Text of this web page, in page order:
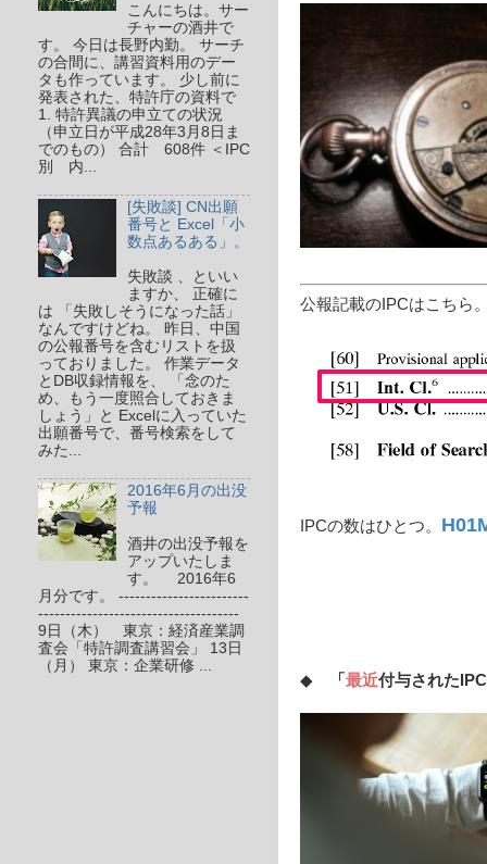
公報記載のIPCはこちら
IPCの数はひとつ。
◆ 「 最近付与された
こんにちは。サー
チャーの酒井で
す。 今日は長野内勤。 サーチ
の合間に、講習資料用のデー
タも作っています。 少し前に
発表された、特許庁の資料で
1. 特許異議の申立ての状況
（申立日が平成28年3月8日ま
でのもの） 合計 608件 ＜IPC
別 内...
[失敗談] CN出願
番号と Excel「小
数点あるある」。
失敗談 、といい
ますか、 正確に
は 「失敗しそうになった話」
なんですけどね。 昨日、中国
の公報番号を含むリストを扱
っておりました。 作業データ
とDB収録情報を、 「念のた
め、もう一度照合しておきま
しょう」と Excelに入っていた
出願番号で、番号検索をして
みた...
2016年6月の出没
予報
酒井の出没予報を
アップいたしま
す。 2016年6
月分です。 ------------------------
-------------------------------------
9日（木） 東京：経済産業調
査会「特許調査講習会」 13日
（月） 東京：企業研修 ...